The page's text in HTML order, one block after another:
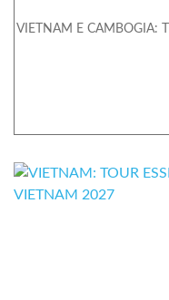
VIETNAM E CAMBOGIA: